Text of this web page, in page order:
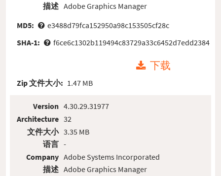
描述 Adobe Graphics Manager
MD5:
e3488d79fca152950a98c153505cf28c
SHA-1:
f6ce6c1302b119494c83729a33c6452d7edd2384
下载
Zip 文件大小: 1.47 MB
Version
Architecture
文件大小
语言
Company
描述
4.30.29.31977
32
3.35 MB
-
Adobe Systems Incorporated
Adobe Graphics Manager